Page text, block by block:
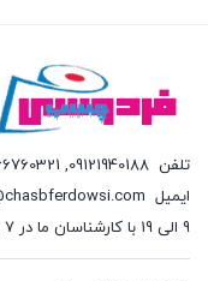
تلفن 09121940188
,
ایمیل
9 الی 19 با کارشناسان ما در 7 روز هفته در تماس باشید.